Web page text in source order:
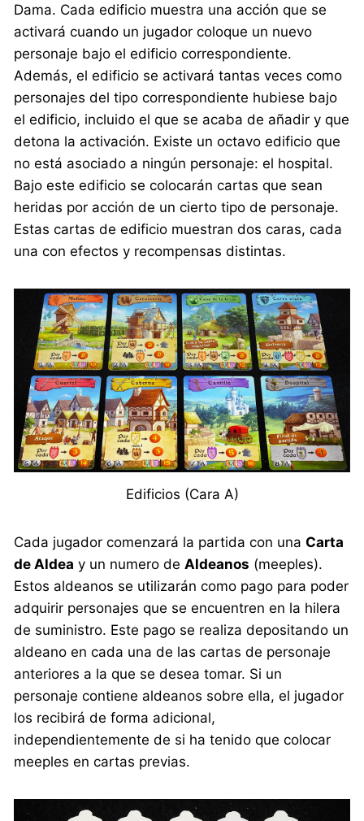
Dama. Cada edificio muestra una acción que se
activará cuando un jugador coloque un nuevo
personaje bajo el edificio correspondiente.
Además, el edificio se activará tantas veces como
personajes del tipo correspondiente hubiese bajo
el edificio, incluido el que se acaba de añadir y que
detona la activación. Existe un octavo edificio que
no está asociado a ningún personaje: el hospital.
Bajo este edificio se colocarán cartas que sean
heridas por acción de un cierto tipo de personaje.
Estas cartas de edificio muestran dos caras, cada
una con efectos y recompensas distintas.
Edificios (Cara A)
Cada jugador comenzará la partida con unaCarta
de Aldea y un numero deAldeanos (meeples).
Estos aldeanos se utilizarán como pago para poder
adquirir personajes que se encuentren en la hilera
de suministro. Este pago se realiza depositando un
aldeano en cada una de las cartas de personaje
anteriores a la que se desea tomar. Si un
personaje contiene aldeanos sobre ella, el jugador
los recibirá de forma adicional,
independientemente de si ha tenido que colocar
meeples en cartas previas.